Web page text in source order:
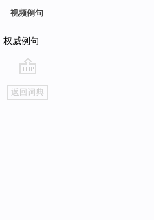
视频例句
权威例句
go
top
返回词典